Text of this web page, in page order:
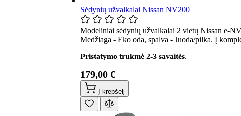
Sėdynių užvalkalai Nissan NV200
Modeliniai sėdynių užvalkalai 2 vietų Nissan e-
Medžiaga - Eko oda, spalva - Juoda/pilka. Į
Pristatymo trukmė 2-3 savaitės.
179,00 €
Į krepšelį